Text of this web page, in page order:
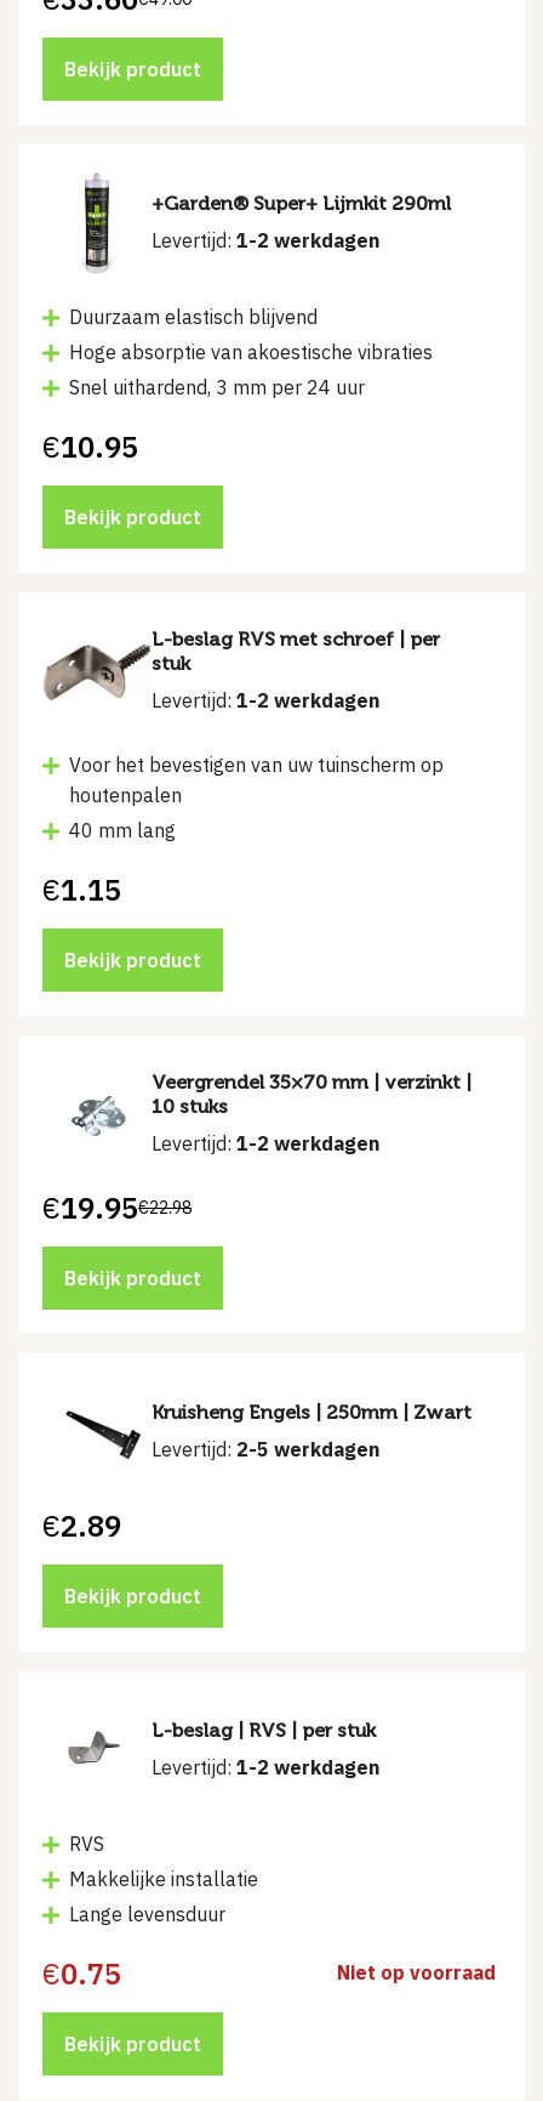
Oorspronkelijke
was:
€49.00.
Huidige
is:
€33.60.
Bekijk product
+Garden® Super+ Lijmkit 290ml
Levertijd: 1-2 werkdagen
Duurzaam elastisch blijvend
Hoge absorptie van akoestische vibraties
Snel uithardend, 3 mm per 24 uur
€10.95
Bekijk product
L-beslag RVS met schroef | per
stuk
Levertijd: 1-2 werkdagen
Voor het bevestigen van uw tuinscherm op
houtenpalen
40 mm lang
€1.15
Bekijk product
Veergrendel 35×70 mm | verzinkt |
10 stuks
Levertijd: 1-2 werkdagen
€22.98
Oorspronkelijke
was:
€22.98.
€19.95
Huidige
is:
€19.95.
Bekijk product
Kruisheng Engels | 250mm | Zwart
Levertijd: 2-5 werkdagen
€2.89
Bekijk product
L-beslag | RVS | per stuk
Levertijd: 1-2 werkdagen
RVS
Makkelijke installatie
Lange levensduur
€0.75 Niet op voorraad
Bekijk product